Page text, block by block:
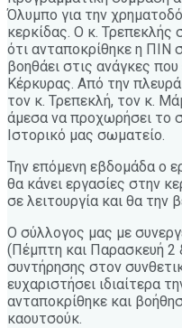
Όλυμπο για την
κερκίδας. Ο κ. Τρεπεκλής
ότι ανταποκρίθηκε η ΠΙΝ
βοηθάει στις ανάγκες
Κέρκυρας. Από την
τον κ. Τρεπεκλή, τον κ.
άμεσα να προχωρήσει το
Ιστορικό μας σωματείο.
Την επόμενη εβδομάδα ο
θα κάνει εργασίες στην
σε λειτουργία και θα την
Ο σύλλογος μας με
(Πέμπτη και Παρασκευή 2
συντήρησης στον
ευχαριστήσει ιδιαίτερα
ανταποκρίθηκε και
καουτσούκ.